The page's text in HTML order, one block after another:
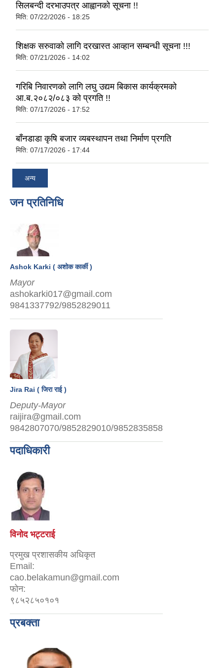
सिलबन्दी दरभाउपत्र आह्वानको सूचना !!
मिति: 07/22/2026 - 18:25
शिक्षक सरुवाको लागि दरखास्त आव्हान सम्बन्धी सूचना !!!
मिति: 07/21/2026 - 14:02
गरिबि निवारणको लागि लघु उद्यम बिकास कार्यक्रमको
आ.ब.२०८२/०८३ को प्रगति !!
मिति: 07/17/2026 - 17:52
बाँनडाडा कृषि बजार व्यबस्थापन तथा निर्माण प्रगति
मिति: 07/17/2026 - 17:44
अन्य
जन प्रतिनिधि
Ashok Karki ( अशोक कार्की )
Mayor
ashokarki017@gmail.com
9841337792/9852829011
Jira Rai ( जिरा राई )
Deputy-Mayor
raijira@gmail.com
9842807070/9852829010/9852835858
पदाधिकारी
विनोद भट्टराई
प्रमुख प्रशासकीय अधिकृत
Email:
cao.belakamun@gmail.com
फोन:
९८५२८५०१०१
प्रबक्ता